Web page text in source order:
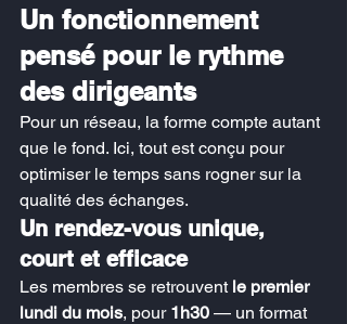
Un fonctionnement
pensé pour le rythme
des dirigeants
Pour un réseau, la forme compte autant
que le fond. Ici, tout est conçu pour
optimiser le temps sans rogner sur la
qualité des échanges.
Un rendez-vous unique,
court et efficace
Les membres se retrouvent le premier
lundi du mois, pour 1h30 — un format